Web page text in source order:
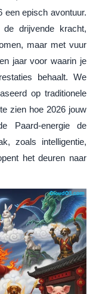
episch avontuur.
drijvende kracht,
maar met vuur
jaar voor waarin je
behaalt. We
op traditionele
zien hoe 2026 jouw
Paard-energie de
zoals intelligentie,
het deuren naar